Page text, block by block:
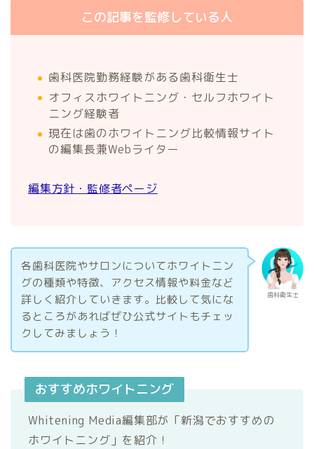
この記事を監修している人
歯科医院勤務経験がある歯科衛生士
オフィスホワイトニング・セルフホワイト
ニング経験者
現在は歯のホワイトニング比較情報サイト
の編集長兼Webライター
編集方針・監修者ページ
歯科衛生士
各歯科医院やサロンについてホワイトニン
グの種類や特徴、アクセス情報や料金など
詳しく紹介していきます。比較して気にな
るところがあればぜひ公式サイトもチェッ
クしてみましょう！
おすすめホワイトニング
Whitening Media編集部が「新潟でおすすめの
ホワイトニング」を紹介！